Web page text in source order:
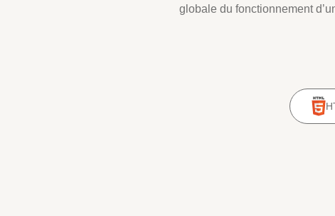
globale du fonctionnement